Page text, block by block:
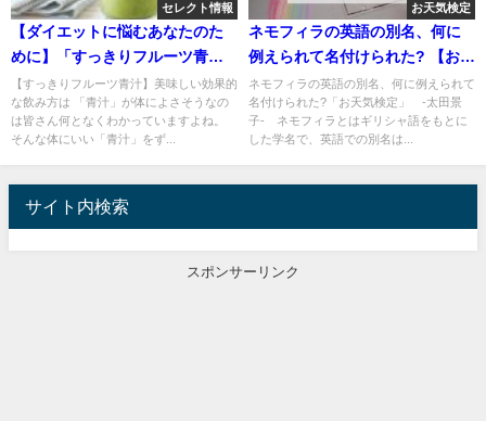
セレクト情報
【ダイエットに悩むあなたのた
めに】「すっきりフルーツ青
汁」続けられる理由があります
【すっきりフルーツ青汁】美味しい効果的
な飲み方は 「青汁」が体によさそうなの
は皆さん何となくわかっていますよね。
そんな体にいい「青汁」をず...
お天気検定
ネモフィラの英語の別名、何に
例えられて名付けられた? 【お天
気検定】
ネモフィラの英語の別名、何に例えられて
名付けられた?「お天気検定」 -太田景
子- ネモフィラとはギリシャ語をもとに
した学名で、英語での別名は...
サイト内検索
スポンサーリンク